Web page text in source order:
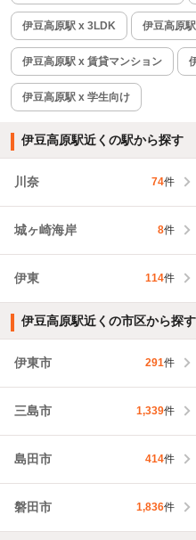
伊豆高原駅 x 3LDK 伊豆高原
伊豆高原駅 x 賃貸マンション
伊豆高原駅 x 学生向け
伊豆高原駅近くの駅から探す
川奈 74件
城ヶ崎海岸 8件
伊東 114件
伊豆高原駅近くの市区から探す
伊東市 291件
三島市 1,339件
島田市 414件
磐田市 1,836件